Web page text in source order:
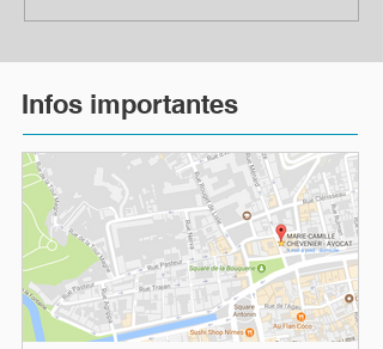
Infos importantes